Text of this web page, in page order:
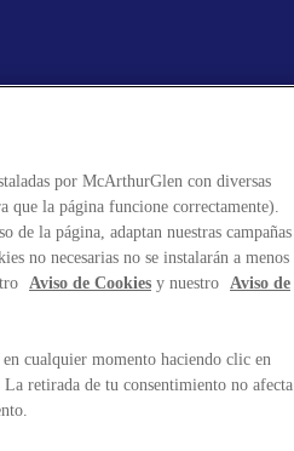
por McArthurGlen con diversas
que la página funcione correctamente).
de la página, adaptan nuestras campañas
no necesarias no se instalarán a menos
Aviso de Cookies y nuestro Aviso de
cualquier momento haciendo clic en
retirada de tu consentimiento no afecta